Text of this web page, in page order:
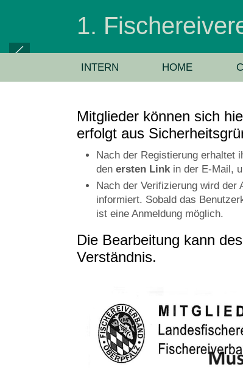
1.
INTERN HOME
Mitglieder können sich
erfolgt aus
Nach der Registierung erhaltet
den ersten Linkin der E-Mail,
Nach der Verifizierung wird der
informiert. Sobald das
ist eine Anmeldung möglich.
Die Bearbeitung kann
Verständnis.